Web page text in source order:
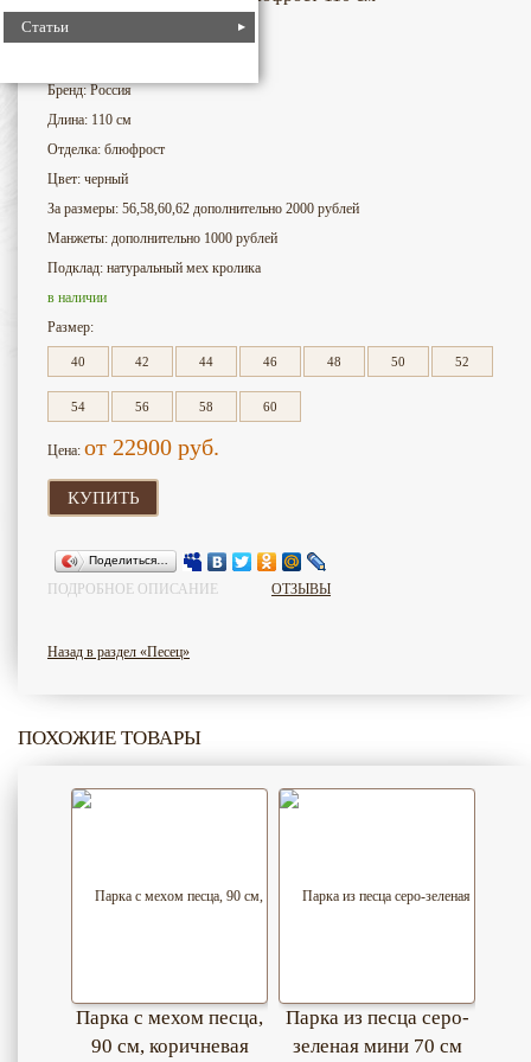
Статьи
Бренд: Россия
Длина: 110 см
Отделка: блюфрост
Цвет: черный
За размеры: 56,58,60,62 дополнительно 2000 рублей
Манжеты: дополнительно 1000 рублей
Подклад: натуральный мех кролика
в наличии
Размер:
40 42 44 46 48 50 52
54 56 58 60
Цена: от 22900 руб.
КУПИТЬ
Поделиться…
ПОДРОБНОЕ ОПИСАНИЕ ОТЗЫВЫ
Назад в раздел «Песец»
ПОХОЖИЕ ТОВАРЫ
Парка с мехом песца,
90 см, коричневая
Парка из песца серо-
зеленая мини 70 см